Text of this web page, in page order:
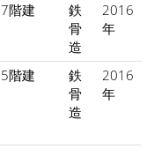
7階建
鉄
骨
造
2016
年
5階建
鉄
骨
造
2016
年